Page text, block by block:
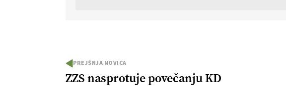
PREJŠNJA NOVICA
ZZS nasprotuje povečanju KD